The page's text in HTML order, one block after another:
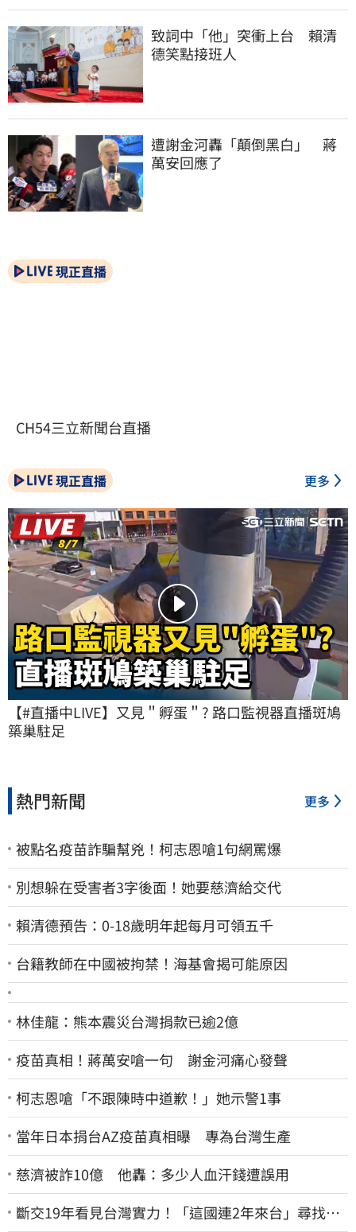
致詞中「他」突衝上台　賴清
德笑點接班人
遭謝金河轟「顛倒黑白」　蔣
萬安回應了
現正直播
CH54三立新聞台直播
現正直播 更多
【#直播中LIVE】又見＂孵蛋＂? 路口監視器直播斑鳩
築巢駐足
熱門新聞 更多
被點名疫苗詐騙幫兇！柯志恩嗆1句網罵爆
別想躲在受害者3字後面！她要慈濟給交代
賴清德預告：0-18歲明年起每月可領五千
台籍教師在中國被拘禁！海基會揭可能原因
林佳龍：熊本震災台灣捐款已逾2億
疫苗真相！蔣萬安嗆一句 謝金河痛心發聲
柯志恩嗆「不跟陳時中道歉！」她示警1事
當年日本捐台AZ疫苗真相曝 專為台灣生產
慈濟被詐10億 他轟：多少人血汗錢遭誤用
斷交19年看見台灣實力！「這國連2年來台」尋找商